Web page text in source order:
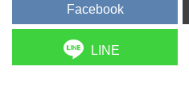
Facebook
LINE